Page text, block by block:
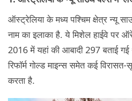
ऑस्ट्रेलिया के मध्य पश्चिम क्षेत्र न्यू
नाम का इलाका है. ये मिशेल हाईवे पर
2016 में यहां की आबादी 297 बताई
रिफॉर्म गोल्ड माइन्स समेत कई विरासत-
करता है.